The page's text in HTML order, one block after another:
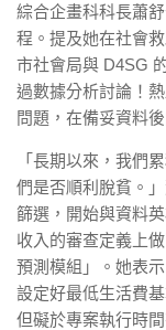
綜合企畫科科長蕭
程。提及她在社會
市社會局與 D4SG
過數據分析討論！
問題，在備妥資料
「長期以來，我們
們是否順利脫貧。
篩選，開始與資料
收入的審查定義上
預測模組」。她表
設定好最低生活費
但礙於專案執行時